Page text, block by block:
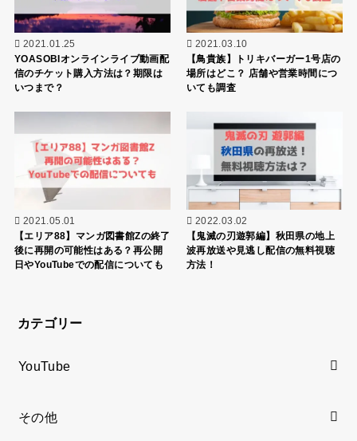
2021.01.25
YOASOBIオンラインライブ動画配
信のチケット購入方法は？期限は
いつまで？
2021.03.10
【鳥貴族】トリキバーガー1号店の
場所はどこ？ 店舗や営業時間につ
いても調査
2021.05.01
【エリア88】マンガ図書館Zの終了
後に再開の可能性はある？再公開
日やYouTubeでの配信についても
2022.03.02
【鬼滅の刃遊郭編】秋田県の地上
波再放送や見逃し配信の無料視聴
方法！
カテゴリー
YouTube
その他